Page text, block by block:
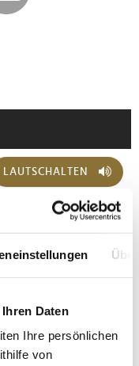
Daten
Ihre persönlichen
von
LAUTSCHALTEN